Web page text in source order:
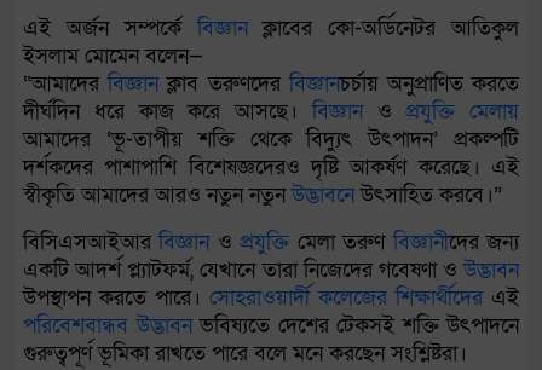
এই অর্জন সম্পর্কেবিজ্ঞানক্লাবের কো-অর্ডিনেটর আতিকুল
ইসলাম মোমেন বলেন—
“আমাদেরবিজ্ঞানক্লাব তরুণদেরবিজ্ঞানচর্চায় অনুপ্রাণিত করতে
দীর্ঘদিন ধরে কাজ করে আসছে।বিজ্ঞানওপ্রযুক্তি মেলায়
আমাদের ‘ভূ-তাপীয় শক্তি থেকে বিদ্যুৎ উৎপাদন’ প্রকল্পটি
দর্শকদের পাশাপাশি বিশেষজ্ঞদেরও দৃষ্টি আকর্ষণ করেছে। এই
স্বীকৃতি আমাদের আরও নতুন নতুনউদ্ভাবনে উৎসাহিত করবে।”
বিসিএসআইআরবিজ্ঞানওপ্রযুক্তিমেলা তরুণবিজ্ঞানীদের জন্য
একটি আদর্শ প্ল্যাটফর্ম, যেখানে তারা নিজেদের গবেষণা ওউদ্ভাবন
উপস্থাপন করতে পারে। সোহরাওয়ার্দী কলেজের শিক্ষার্থীদের এই
পরিবেশবান্ধব উদ্ভাবনভবিষ্যতে দেশের টেকসই শক্তি উৎপাদনে
গুরুত্বপূর্ণ ভূমিকা রাখতে পারে বলে মনে করছেন সংশ্লিষ্টরা।